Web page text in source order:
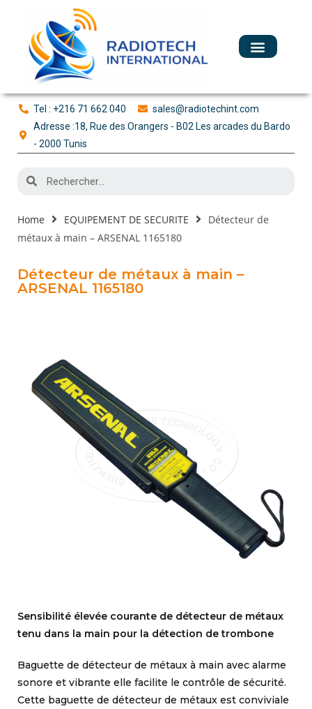
Tel : +216 71 662 040
sales@radiotechint.com
Adresse :18, Rue des Orangers - B02 Les arcades du Bardo
- 2000 Tunis
Home EQUIPEMENT DE SECURITE
Détecteur de
métaux à main – ARSENAL 1165180
Détecteur de métaux à main –
ARSENAL 1165180
Sensibilité élevée courante de détecteur de métaux
tenu dans la main pour la détection de trombone
Baguette de détecteur de métaux à main avec alarme
sonore et vibrante elle facilite le contrôle de sécurité.
Cette baguette de détecteur de métaux est conviviale